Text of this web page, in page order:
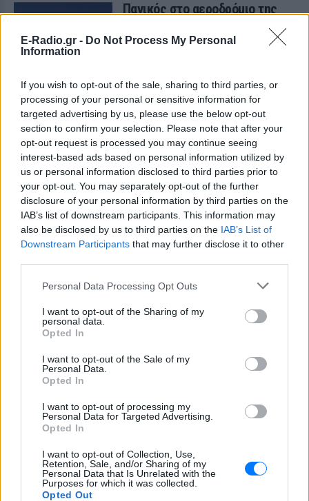
E-Radio.gr - Do Not Process My Personal
Information
If you wish to opt-out of the sale, sharing to third parties, or
processing of your personal or sensitive information for
targeted advertising by us, please use the below opt-out
section to confirm your selection. Please note that after your
opt-out request is processed you may continue seeing
interest-based ads based on personal information utilized by
us or personal information disclosed to third parties prior to
your opt-out. You may separately opt-out of the further
disclosure of your personal information by third parties on the
IAB’s list of downstream participants. This information may
also be disclosed by us to third parties on the IAB’s List of
Downstream Participants that may further disclose it to other
Personal Data Processing Opt Outs
I want to opt-out of the Sharing of my
personal data.
Opted In
I want to opt-out of the Sale of my
Personal Data.
Opted In
I want to opt-out of processing my
Personal Data for Targeted Advertising.
Opted In
I want to opt-out of Collection, Use,
Retention, Sale, and/or Sharing of my
Personal Data that Is Unrelated with the
Purposes for which it was collected.
Opted Out
Πανικός στο αεροδρόμιο της
αεροσκάφος με τσουλήθρες
έκτακτης ανάγκης
Πτήση με προορισμό το Ορλάντο
επέστρεψε εκτάκτως στην Ατλάντα
πιλοτήριο - 199 επιβάτες εγκατέλειψαν
το Boeing 757 στον τροχόδρομο.
Τουρισμός για Όλους
2026‑2027: Ποια ΑΦΜ
υποβάλλουν αιτήσεις σήμερα
(9/8) – Όλα όσα πρέπει να
ξέρετε
ΠΡΙΝ 11 ΏΡΕΣ
Η προθεσμία υποβολής αιτήσεων λήγει
έως 600 ευρώ ανάλογα με την κατηγορία
4χρονος στην Πάρο: Ανθρωποκτονία από
αμέλεια στο beach bar ‑ Τι έδειξε η έρευνα
Γονείς και ιδιοκτήτης του beach bar στη φημισμένη παραλία
μικρού παιδιού σε πισίνα - ο ιδιοκτήτης, δηλωμένος ως
ναυαγοσώστης, παραπέμπεται στον εισαγγελέα
ΠΡΙΝ 11 ΏΡΕΣ